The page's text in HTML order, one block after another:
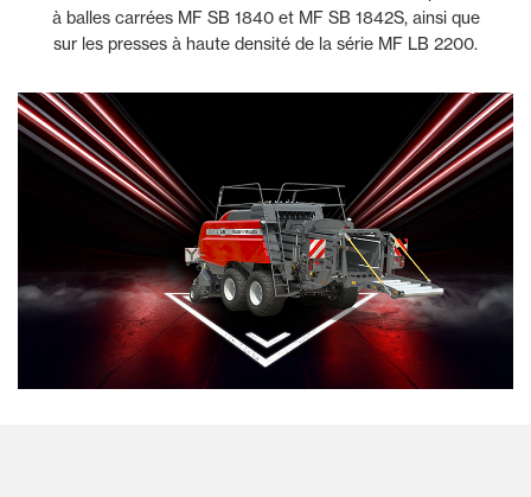
à balles carrées MF SB 1840 et MF SB 1842S, ainsi que
sur les presses à haute densité de la série MF LB 2200.